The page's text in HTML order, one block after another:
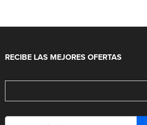
RECIBE LAS MEJORES OFERTAS